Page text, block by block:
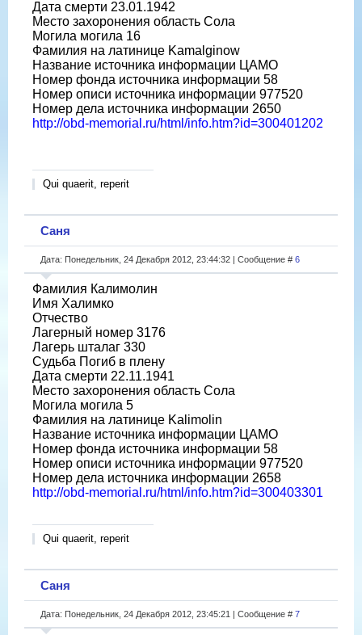
Дата смерти 23.01.1942
Место захоронения область Сола
Могила могила 16
Фамилия на латинице Kamalginow
Название источника информации ЦАМО
Номер фонда источника информации 58
Номер описи источника информации 977520
Номер дела источника информации 2650
http://obd-memorial.ru/html/info.htm?id=300401202
Qui quaerit, reperit
Саня
Дата: Понедельник, 24 Декабря 2012, 23:44:32 | Сообщение # 6
Фамилия Калимолин
Имя Халимко
Отчество
Лагерный номер 3176
Лагерь шталаг 330
Судьба Погиб в плену
Дата смерти 22.11.1941
Место захоронения область Сола
Могила могила 5
Фамилия на латинице Kalimolin
Название источника информации ЦАМО
Номер фонда источника информации 58
Номер описи источника информации 977520
Номер дела источника информации 2658
http://obd-memorial.ru/html/info.htm?id=300403301
Qui quaerit, reperit
Саня
Дата: Понедельник, 24 Декабря 2012, 23:45:21 | Сообщение # 7